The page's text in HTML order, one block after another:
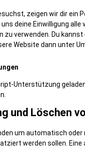
zeigen wir dir ein
deine Einwilligung
zu verwenden. Du
Website dann unter
Unterstützung
und Löschen
um automatisch
werden sollen.